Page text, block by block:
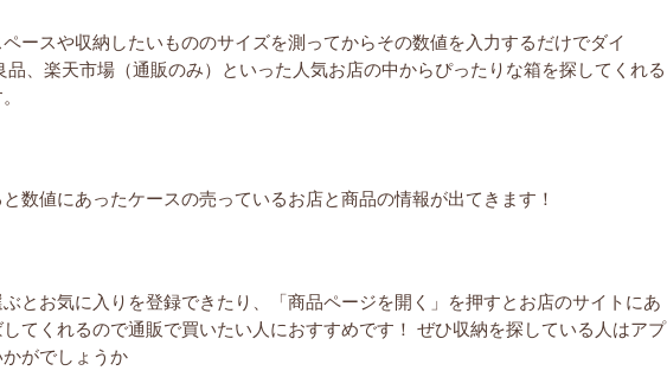
ースや収納したいもののサイズを測ってからその数値を入力するだけでダイ
品、楽天市場（通販のみ）といった人気お店の中からぴったりな箱を探してくれる
数値にあったケースの売っているお店と商品の情報が出てきます！
とお気に入りを登録できたり、「商品ページを開く」を押すとお店のサイトにあ
てくれるので通販で買いたい人におすすめです！ ぜひ収納を探している人はアプ
がでしょうか